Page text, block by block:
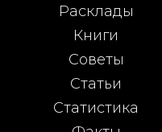
Расклады
Книги
Советы
Статьи
Статистика